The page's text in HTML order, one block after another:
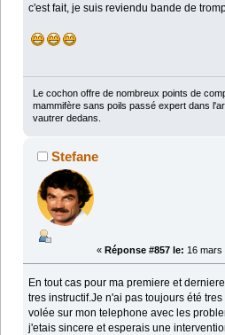
c'est fait, je suis reviendu bande de
Le cochon offre de nombreux points de
mammifère sans poils passé expert dans
vautrer dedans.
Stefane
« Réponse #857 le: 16 mars
En tout cas pour ma premiere et
tres instructif.Je n'ai pas toujours été
volée sur mon telephone avec les
j'etais sincere et esperais une